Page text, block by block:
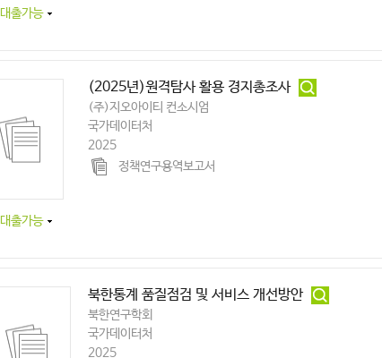
대출가능
(2025년)원격탐사 활용 경지총조사
(주)지오아이티 컨소시엄
국가데이터처
2025
정책연구용역보고서
대출가능
북한통계 품질점검 및 서비스 개선방안
북한연구학회
국가데이터처
2025